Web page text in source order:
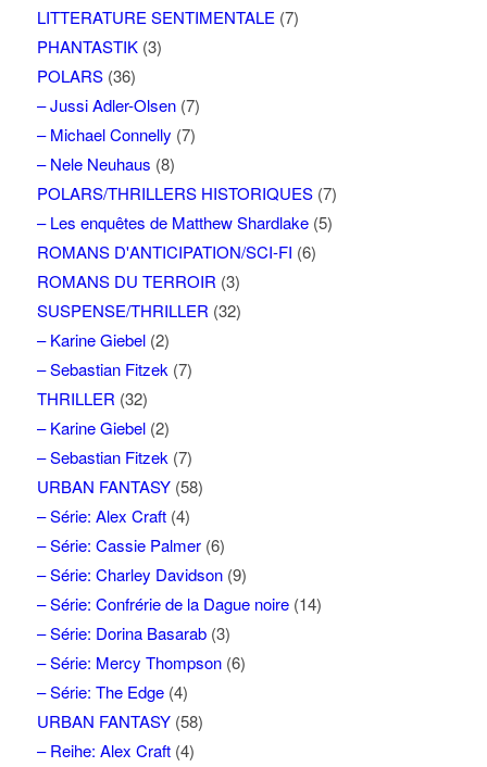
LITTERATURE SENTIMENTALE (7)
PHANTASTIK(3)
POLARS(36)
– Jussi Adler-Olsen(7)
– Michael Connelly (7)
– Nele Neuhaus (8)
POLARS/THRILLERS HISTORIQUES(7)
– Les enquêtes de Matthew Shardlake(5)
ROMANS D'ANTICIPATION/SCI-FI (6)
ROMANS DU TERROIR (3)
SUSPENSE/THRILLER (32)
– Karine Giebel(2)
– Sebastian Fitzek (7)
THRILLER (32)
– Karine Giebel(2)
– Sebastian Fitzek (7)
URBAN FANTASY(58)
– Série: Alex Craft(4)
– Série: Cassie Palmer(6)
– Série: Charley Davidson(9)
– Série: Confrérie de la Dague noire(14)
– Série: Dorina Basarab(3)
– Série: Mercy Thompson(6)
– Série: The Edge(4)
URBAN FANTASY(58)
– Reihe: Alex Craft(4)